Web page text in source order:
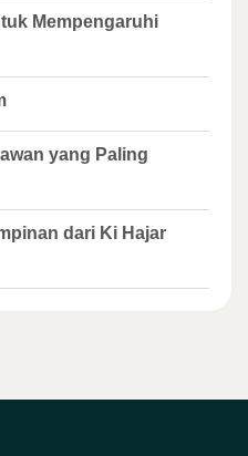
Mempengaruhi
yang Paling
dari Ki Hajar